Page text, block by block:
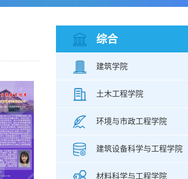
综合
建筑学院
土木工程学院
环境与市政工程学院
建筑设备科学与工程学院
材料科学与工程学院